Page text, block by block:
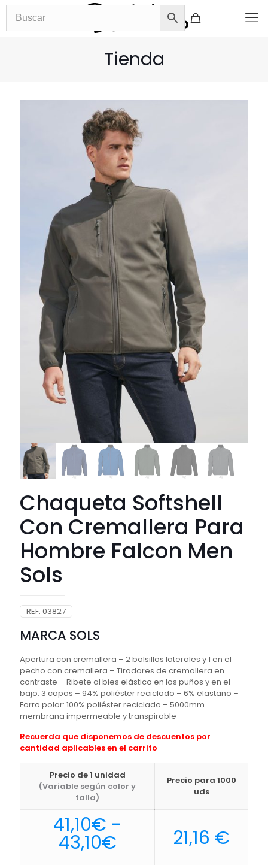
Tienda
Chaqueta Softshell
Con Cremallera Para
Hombre Falcon Men
Sols
REF: 03827
MARCA SOLS
Apertura con cremallera – 2 bolsillos laterales y 1 en el
pecho con cremallera – Tiradores de cremallera en
contraste – Ribete al bies elástico en los puños y en el
bajo. 3 capas – 94% poliéster reciclado – 6% elastano –
Forro polar: 100% poliéster reciclado – 5000mm
membrana impermeable y transpirable
Recuerda que disponemos de descuentos por
cantidad aplicables en el carrito
Precio de 1 unidad
(Variable según color y
talla)
Precio para 1000
uds
41,10€ -
43,10€Rango 21,16 €